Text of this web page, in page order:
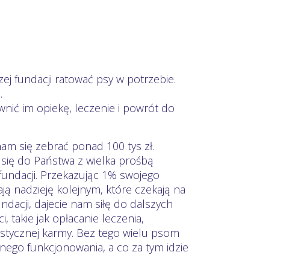
fundacji ratować psy w potrzebie.
im opiekę, leczenie i powrót do
się zebrać ponad 100 tys zł.
do Państwa z wielka prośbą
Przekazując 1% swojego
nadzieję kolejnym, które czekają na
dajecie nam siłę do dalszych
takie jak opłacanie leczenia,
karmy. Bez tego wielu psom
funkcjonowania, a co za tym idzie